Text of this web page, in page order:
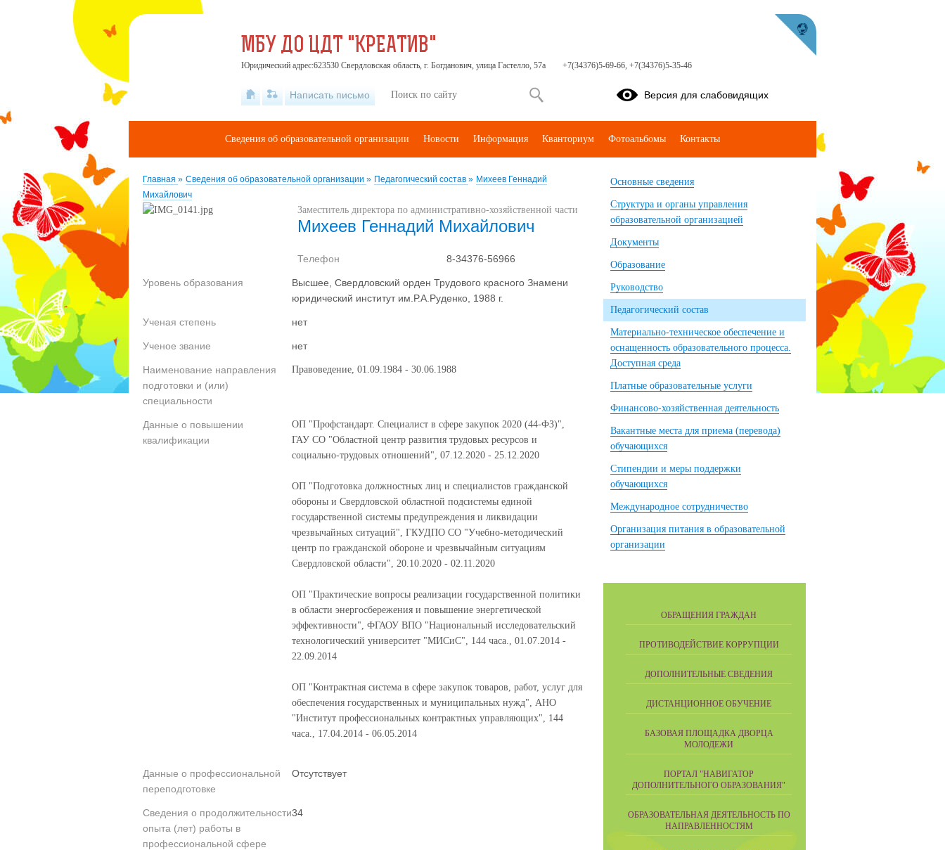
Главная » Сведения об образовательной организации » Педагогический состав » Михеев Геннадий
Михайлович
Заместитель директора по административно-хозяйственной части
Михеев Геннадий Михайлович
Телефон 8-34376-56966
Уровень образования
Высшее, Свердловский орден Трудового красного Знамени
юридический институт им.Р.А.Руденко, 1988 г.
Ученая степень нет
Ученое звание нет
Наименование направления
подготовки и (или)
специальности
Правоведение, 01.09.1984 - 30.06.1988
Данные о повышении
квалификации
ОП "Профстандарт. Специалист в сфере закупок 2020 (44-ФЗ)",
ГАУ СО "Областной центр развития трудовых ресурсов и
социально-трудовых отношений", 07.12.2020 - 25.12.2020
ОП "Подготовка должностных лиц и специалистов гражданской
обороны и Свердловской областной подсистемы единой
государственной системы предупреждения и ликвидации
чрезвычайных ситуаций", ГКУДПО СО "Учебно-методический
центр по гражданской обороне и чрезвычайным ситуациям
Свердловской области", 20.10.2020 - 02.11.2020
ОП "Практические вопросы реализации государственной политики
в области энергосбережения и повышение энергетической
эффективности", ФГАОУ ВПО "Национальный исследовательский
технологический университет "МИСиС", 144 часа., 01.07.2014 -
22.09.2014
ОП "Контрактная система в сфере закупок товаров, работ, услуг для
обеспечения государственных и муниципальных нужд", АНО
"Институт профессиональных контрактных управляющих", 144
часа., 17.04.2014 - 06.05.2014
Данные о профессиональной
переподготовке
Отсутствует
Сведения о продолжительности
опыта (лет) работы в
профессиональной сфере
34
Основные сведения
Структура и органы управления
образовательной организацией
Документы
Образование
Руководство
Педагогический состав
Материально-техническое обеспечение и
оснащенность образовательного процесса.
Доступная среда
Платные образовательные услуги
Финансово-хозяйственная деятельность
Вакантные места для приема (перевода)
обучающихся
Стипендии и меры поддержки
обучающихся
Международное сотрудничество
Организация питания в образовательной
организации
ОБРАЩЕНИЯ ГРАЖДАН
ПРОТИВОДЕЙСТВИЕ КОРРУПЦИИ
ДОПОЛНИТЕЛЬНЫЕ СВЕДЕНИЯ
ДИСТАНЦИОННОЕ ОБУЧЕНИЕ
БАЗОВАЯ ПЛОЩАДКА ДВОРЦА
МОЛОДЕЖИ
ПОРТАЛ "НАВИГАТОР
ДОПОЛНИТЕЛЬНОГО ОБРАЗОВАНИЯ"
ОБРАЗОВАТЕЛЬНАЯ ДЕЯТЕЛЬНОСТЬ ПО
НАПРАВЛЕННОСТЯМ
МБУ ДО ЦДТ "КРЕАТИВ"
Юридический адрес:623530 Свердловская область, г. Богданович, улица Гастелло, 57а +7(34376)5-69-66, +7(34376)5-35-46
Написать письмо Версия для слабовидящих
Сведения об образовательной организации Новости Информация Кванториум Фотоальбомы Контакты